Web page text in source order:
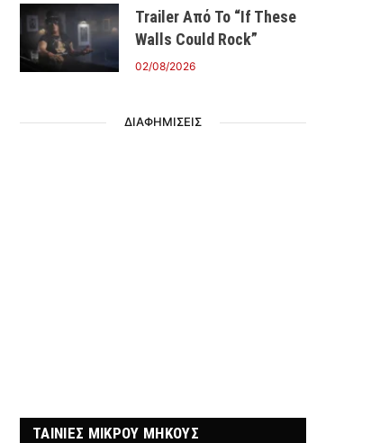
Trailer Από Το “If These
Walls Could Rock”
02/08/2026
ΔΙΑΦΗΜΙΣΕΙΣ
ΤΑΙΝΙΕΣ ΜΙΚΡΟΥ ΜΗΚΟΥΣ